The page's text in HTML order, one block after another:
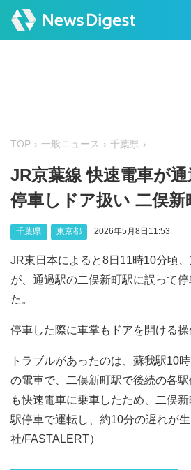
TOP 一般ニュース 千葉県
JR京葉線 快速電車が
停車しドア扱い 二俣新
千葉県 東京都 2026年5月8日11:53
JR東日本によると8日11時10分頃
が、通過駅の二俣新町駅に誤って
た。
停車した際に車掌もドアを開ける操
トラブルがあったのは、蘇我駅10
の電車で、二俣新町駅で後続の各
も快速電車に乗車したため、二俣
駅停車で運転し、約10分の遅れが
社/FASTALERT）